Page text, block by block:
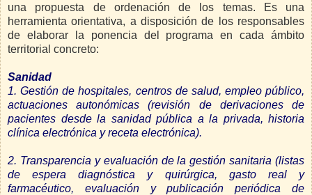
una propuesta de ordenación de los temas. Es una
herramienta orientativa, a disposición de los responsables
de elaborar la ponencia del programa en cada ámbito
territorial concreto:
Sanidad
1. Gestión de hospitales, centros de salud, empleo público,
actuaciones autonómicas (revisión de derivaciones de
pacientes desde la sanidad pública a la privada, historia
clínica electrónica y receta electrónica).
2. Transparencia y evaluación de la gestión sanitaria (listas
de espera diagnóstica y quirúrgica, gasto real y
farmacéutico, evaluación y publicación periódica de